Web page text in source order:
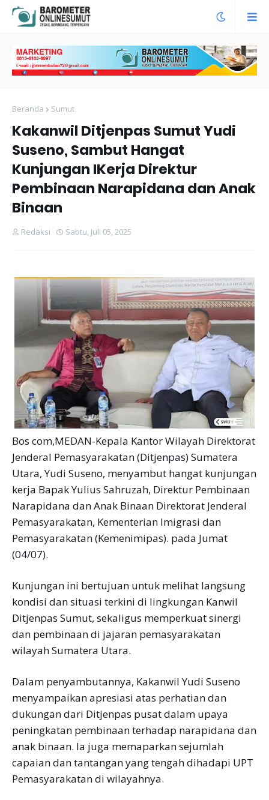
Beranda Sumut
Kakanwil Ditjenpas Sumut Yudi
Suseno, Sambut Hangat
Kunjungan IKerja Direktur
Pembinaan Narapidana dan Anak
Binaan
Redaksi Sabtu, Juli 05, 2025
Bos com,MEDAN-Kepala Kantor Wilayah Direktorat
Jenderal Pemasyarakatan (Ditjenpas) Sumatera
Utara, Yudi Suseno, menyambut hangat kunjungan
kerja Bapak Yulius Sahruzah, Direktur Pembinaan
Narapidana dan Anak Binaan Direktorat Jenderal
Pemasyarakatan, Kementerian lmigrasi dan
Pemasyarakatan (Kemenimipas). pada Jumat
(04/07).
Kunjungan ini bertujuan untuk melihat langsung
kondisi dan situasi terkini di lingkungan Kanwil
Ditjenpas Sumut, sekaligus memperkuat sinergi
dan pembinaan di jajaran pemasyarakatan
wilayah Sumatera Utara.
Dalam penyambutannya, Kakanwil Yudi Suseno
menyampaikan apresiasi atas perhatian dan
dukungan dari Ditjenpas pusat dalam upaya
peningkatan pembinaan terhadap narapidana dan
anak binaan. la juga memaparkan sejumlah
capaian dan tantangan yang tengah dihadapi UPT
Pemasyarakatan di wilayahnya.